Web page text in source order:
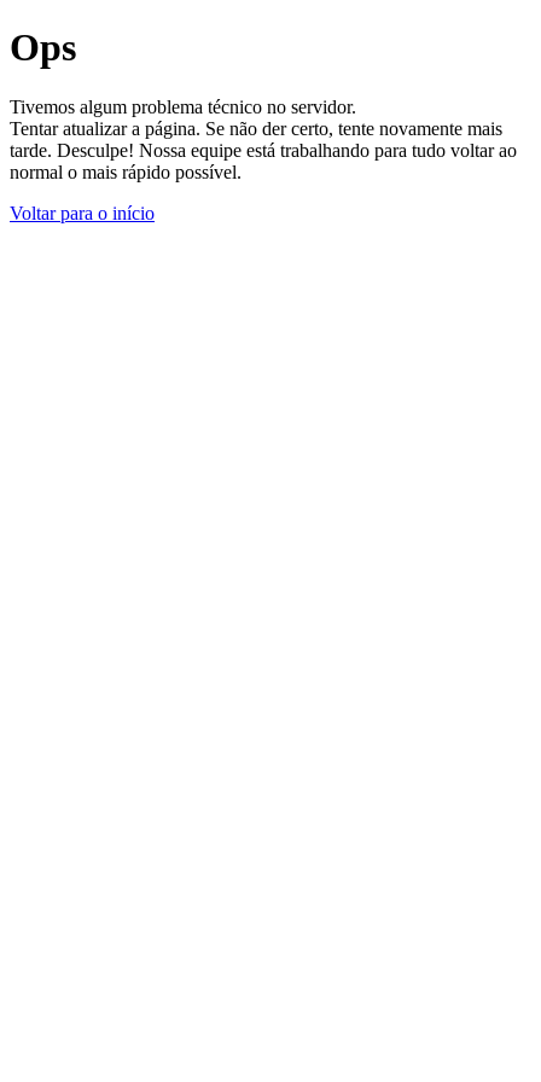
Ops
Tivemos algum problema técnico no servidor.
Tentar atualizar a página. Se não der certo, tente novamente mais
tarde. Desculpe! Nossa equipe está trabalhando para tudo voltar ao
normal o mais rápido possível.
Voltar para o início